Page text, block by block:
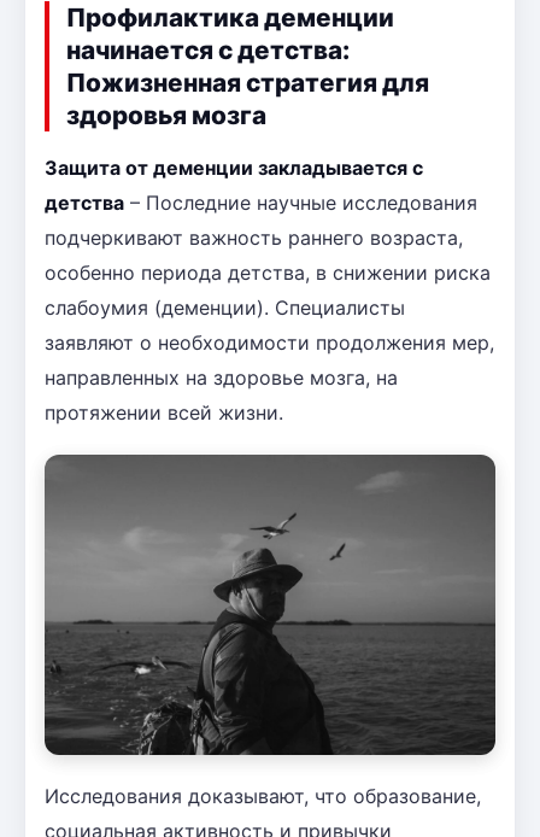
Профилактика деменции
начинается с детства:
Пожизненная стратегия для
здоровья мозга
Защита от деменции закладывается с
детства – Последние научные исследования
подчеркивают важность раннего возраста,
особенно периода детства, в снижении риска
слабоумия (деменции). Специалисты
заявляют о необходимости продолжения мер,
направленных на здоровье мозга, на
протяжении всей жизни.
Исследования доказывают, что образование,
социальная активность и привычки